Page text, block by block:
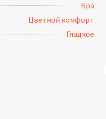
Бра
Цветной комфорт
Гладкое